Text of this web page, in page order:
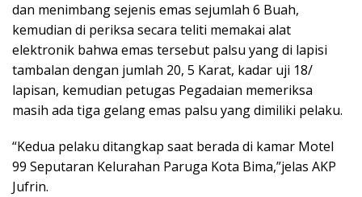
dan menimbang sejenis emas sejumlah 6 Buah,
kemudian di periksa secara teliti memakai alat
elektronik bahwa emas tersebut palsu yang di lapisi
tambalan dengan jumlah 20, 5 Karat, kadar uji 18/
lapisan, kemudian petugas Pegadaian memeriksa
masih ada tiga gelang emas palsu yang dimiliki pelaku.
“Kedua pelaku ditangkap saat berada di kamar Motel
99 Seputaran Kelurahan Paruga Kota Bima,”jelas AKP
Jufrin.